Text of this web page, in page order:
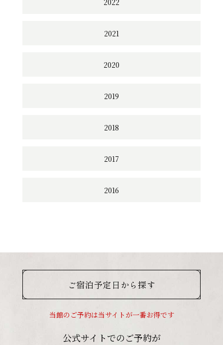
2021
2020
2019
2018
2017
2016
ご宿泊予定日から探す
当館のご予約は当サイトが一番お得です
公式サイトでのご予約が